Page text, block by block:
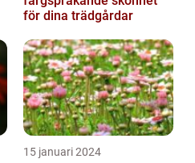
för dina trädgårdar
15 januari 2024